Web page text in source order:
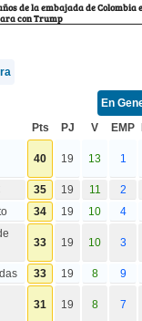
de la embajada de Colombia
con Trump
En
Pts PJ V EMP
40 19 13 1
35 19 11 2
34 19 10 4
33 19 10 3
33 19 8 9
31 19 8 7